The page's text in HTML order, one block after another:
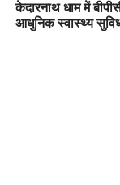
केदारनाथ धाम में
आधुनिक स्वास्थ्य